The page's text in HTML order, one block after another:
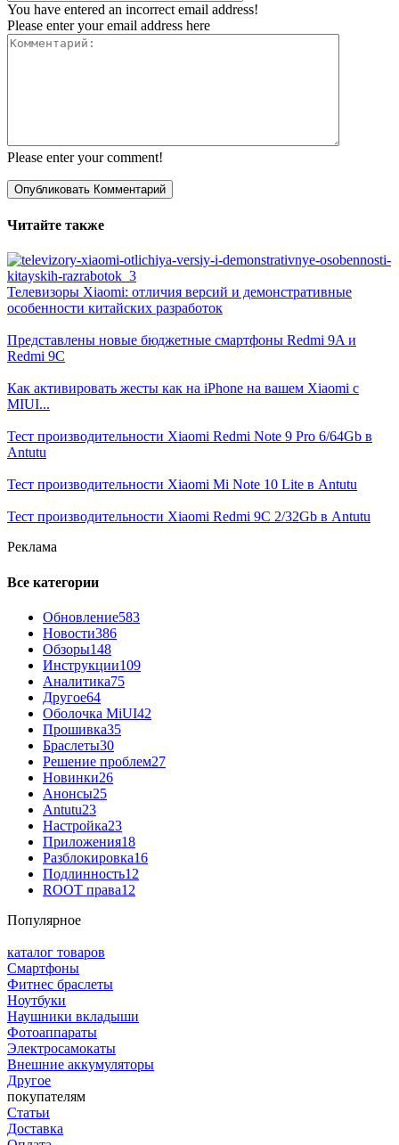
You have entered an incorrect email address!
Please enter your email address here
Please enter your comment!
Читайте также
Телевизоры Xiaomi: отличия версий и демонстративные
особенности китайских разработок
Представлены новые бюджетные смартфоны Redmi 9A и
Redmi 9C
Как активировать жесты как на iPhone на вашем Xiaomi с
MIUI...
Тест производительности Xiaomi Redmi Note 9 Pro 6/64Gb в
Antutu
Тест производительности Xiaomi Mi Note 10 Lite в Antutu
Тест производительности Xiaomi Redmi 9C 2/32Gb в Antutu
Реклама
Все категории
Обновление583
Новости386
Обзоры148
Инструкции109
Аналитика75
Другое64
Оболочка MiUI42
Прошивка35
Браслеты30
Решение проблем27
Новинки26
Анонсы25
Antutu23
Настройка23
Приложения18
Разблокировка16
Подлинность12
ROOT права12
Популярное
каталог товаров
Смартфоны
Фитнес браслеты
Ноутбуки
Наушники вкладыши
Фотоаппараты
Электросамокаты
Внешние аккумуляторы
Другое
покупателям
Статьи
Доставка